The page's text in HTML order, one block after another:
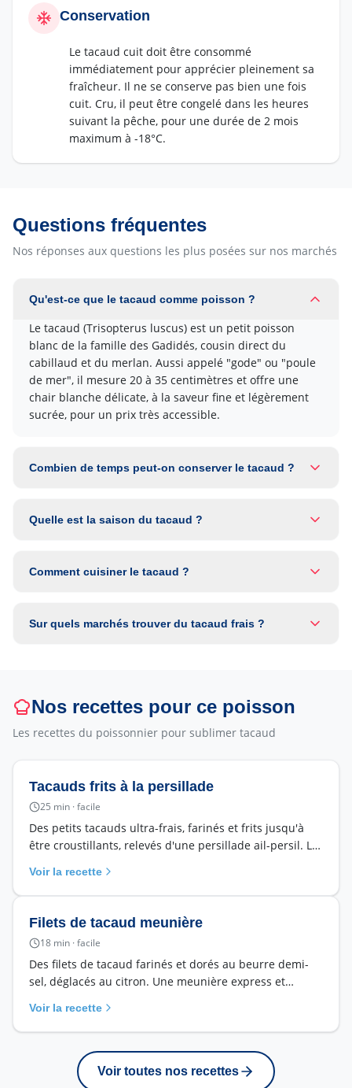
Conservation
Le tacaud cuit doit être consommé
immédiatement pour apprécier pleinement sa
fraîcheur. Il ne se conserve pas bien une fois
cuit. Cru, il peut être congelé dans les heures
suivant la pêche, pour une durée de 2 mois
maximum à -18°C.
Questions fréquentes
Nos réponses aux questions les plus posées sur nos marchés
Qu'est-ce que le tacaud comme poisson ?
Le tacaud (Trisopterus luscus) est un petit poisson
blanc de la famille des Gadidés, cousin direct du
cabillaud et du merlan. Aussi appelé "gode" ou "poule
de mer", il mesure 20 à 35 centimètres et offre une
chair blanche délicate, à la saveur fine et légèrement
sucrée, pour un prix très accessible.
Combien de temps peut-on conserver le tacaud ?
Quelle est la saison du tacaud ?
Comment cuisiner le tacaud ?
Sur quels marchés trouver du tacaud frais ?
Nos recettes pour ce poisson
Les recettes du poissonnier pour sublimer tacaud
Tacauds frits à la persillade
25 min ·facile
Des petits tacauds ultra-frais, farinés et frits jusqu'à
être croustillants, relevés d'une persillade ail-persil. Le
familial.
Voir la recette
Filets de tacaud meunière
18 min ·facile
Des filets de tacaud farinés et dorés au beurre demi-
sel, déglacés au citron. Une meunière express et
Croisic.
Voir la recette
Voir toutes nos recettes